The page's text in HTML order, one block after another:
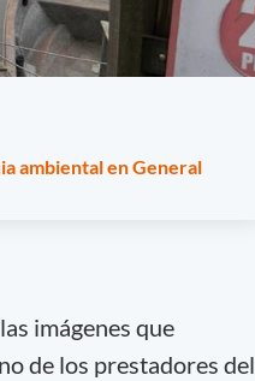
ambiental en General
imágenes que
de los prestadores del